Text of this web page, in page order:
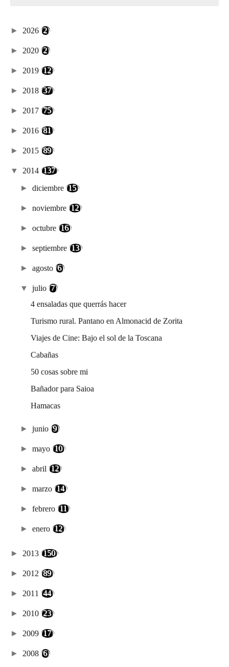
► 2026 (2)
► 2020 (2)
► 2019 (12)
► 2018 (37)
► 2017 (75)
► 2016 (81)
► 2015 (89)
▼ 2014 (137)
►diciembre (15)
►noviembre (12)
►octubre (16)
►septiembre (13)
►agosto(6)
▼julio(7)
4 ensaladas que querrás hacer
Turismo rural. Pantano en Almonacid de Zorita
Viajes de Cine: Bajo el sol de la Toscana
Cabañas
50 cosas sobre mi
Bañador para Saioa
Hamacas
►junio(9)
►mayo (10)
►abril (12)
►marzo (14)
►febrero(11)
►enero (12)
► 2013 (150)
► 2012 (89)
► 2011 (44)
► 2010 (23)
► 2009 (17)
► 2008 (6)